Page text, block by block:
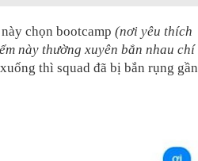
chọn bootcamp (nơi yêu thích
này thường xuyên bắn nhau chí
thì squad đã bị bắn rụng gần